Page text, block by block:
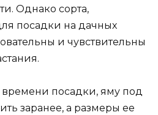
Однако сорта,
посадки на дачных
и чувствительны
времени посадки, яму под
заранее, а размеры ее